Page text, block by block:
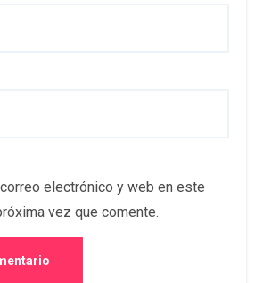
electrónico y web en este
vez que comente.